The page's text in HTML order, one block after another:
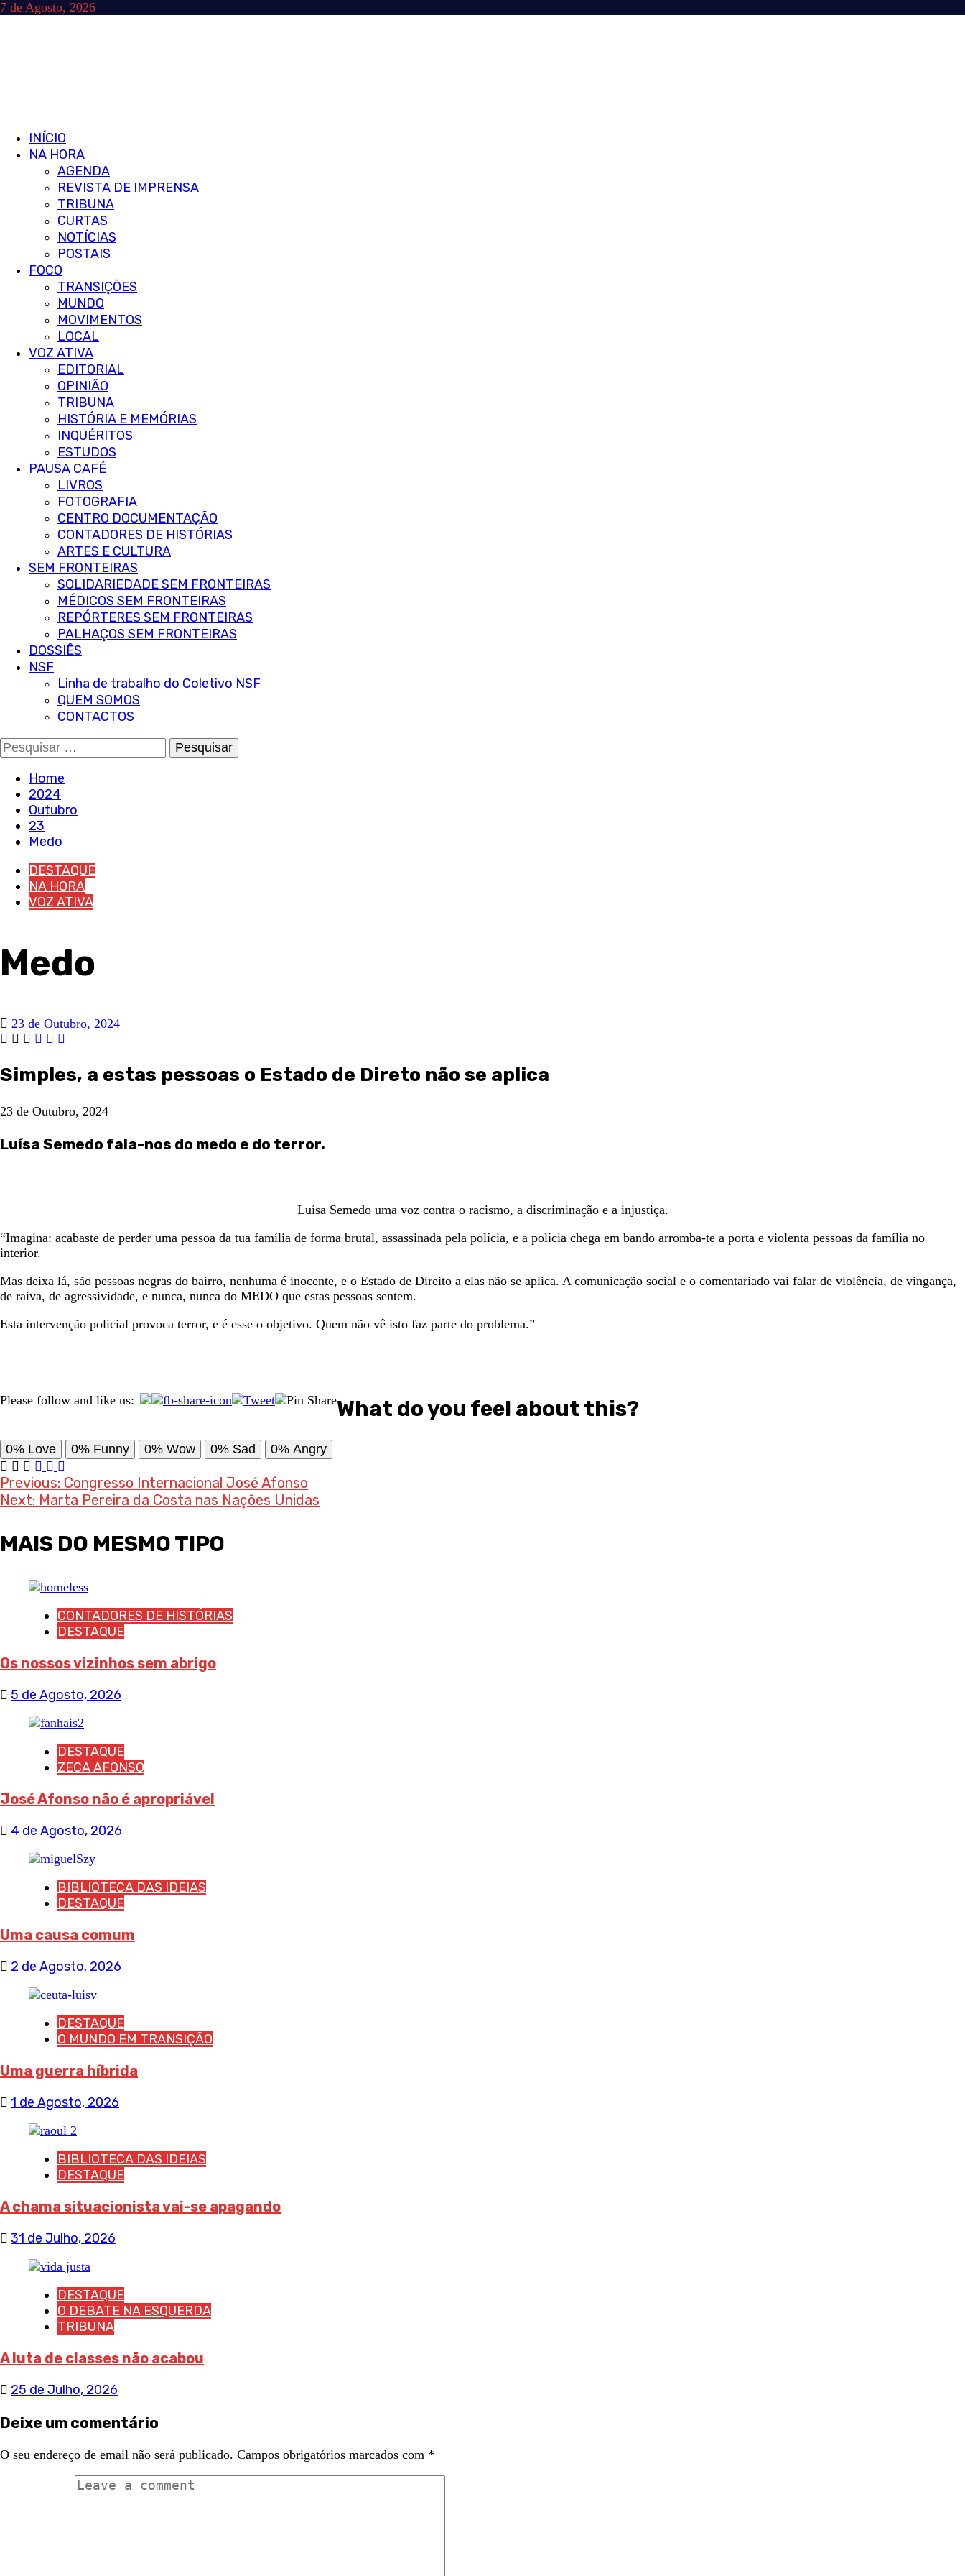
Skip
7 de Agosto, 2026
Primary
Menu
INÍCIO
NA HORA
AGENDA
REVISTA DE IMPRENSA
TRIBUNA
CURTAS
NOTÍCIAS
POSTAIS
FOCO
TRANSIÇÕES
MUNDO
MOVIMENTOS
LOCAL
VOZ ATIVA
EDITORIAL
OPINIÃO
TRIBUNA
HISTÓRIA E MEMÓRIAS
INQUÉRITOS
ESTUDOS
PAUSA CAFÉ
LIVROS
FOTOGRAFIA
CENTRO DOCUMENTAÇÃO
CONTADORES DE HISTÓRIAS
ARTES E CULTURA
SEM FRONTEIRAS
SOLIDARIEDADE SEM FRONTEIRAS
MÉDICOS SEM FRONTEIRAS
REPÓRTERES SEM FRONTEIRAS
PALHAÇOS SEM FRONTEIRAS
DOSSIÊS
NSF
Linha de trabalho do Coletivo NSF
QUEM SOMOS
CONTACTOS
Pesquisar
por:
Home
2024
Outubro
23
Medo
DESTAQUE
NA HORA
VOZ ATIVA
Medo
23 de Outubro, 2024
Simples, a estas pessoas o Estado de Direto não se aplica
23 de Outubro, 2024
Luísa Semedo fala-nos do medo e do terror.
Luísa Semedo uma voz contra o racismo, a discriminação e a injustiça.
“Imagina: acabaste de perder uma pessoa da tua família de forma brutal, assassinada pela polícia, e a polícia chega em bando arromba-te a porta e violenta pessoas da família no
interior.
Mas deixa lá, são pessoas negras do bairro, nenhuma é inocente, e o Estado de Direito a elas não se aplica. A comunicação social e o comentariado vai falar de violência, de vingança,
de raiva, de agressividade, e nunca, nunca do MEDO que estas pessoas sentem.
Esta intervenção policial provoca terror, e é esse o objetivo. Quem não vê isto faz parte do problema.”
Please follow and like us: What do you feel about this?
0% Love 0% Funny 0% Wow 0% Sad 0% Angry
Post
navigation
Previous: Congresso Internacional José Afonso
Next: Marta Pereira da Costa nas Nações Unidas
MAIS DO MESMO TIPO
CONTADORES DE HISTÓRIAS
DESTAQUE
Os nossos vizinhos sem abrigo
5 de Agosto, 2026
DESTAQUE
ZECA AFONSO
José Afonso não é apropriável
4 de Agosto, 2026
BIBLIOTECA DAS IDEIAS
DESTAQUE
Uma causa comum
2 de Agosto, 2026
DESTAQUE
O MUNDO EM TRANSIÇÃO
Uma guerra híbrida
1 de Agosto, 2026
BIBLIOTECA DAS IDEIAS
DESTAQUE
A chama situacionista vai-se apagando
31 de Julho, 2026
DESTAQUE
O DEBATE NA ESQUERDA
TRIBUNA
A luta de classes não acabou
25 de Julho, 2026
Deixe um comentário
O seu endereço de email não será publicado. Campos obrigatórios marcados com *